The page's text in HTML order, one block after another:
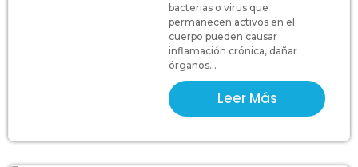
bacterias o virus que
permanecen activos en el
cuerpo pueden causar
inflamación crónica, dañar
órganos...
Leer Más